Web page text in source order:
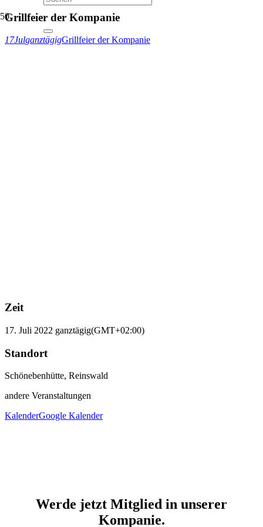
Grillfeier der Kompanie
17JulganztägigGrillfeier der Kompanie
Zeit
17. Juli 2022 ganztägig(GMT+02:00)
Standort
Schönebenhütte, Reinswald
andere Veranstaltungen
KalenderGoogle Kalender
Werde jetzt Mitglied in unserer
Kompanie.